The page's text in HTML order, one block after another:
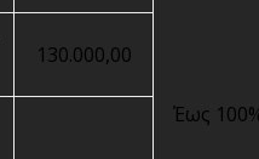
Έως
130.000,00